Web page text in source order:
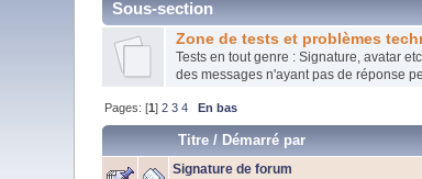
Sous-section
Zone de tests et problèmes
Tests en tout genre : Signature, avatar
des messages n'ayant pas de réponse
Pages: [1]2 3 4 En bas
Titre / Démarré par
Signature de forum